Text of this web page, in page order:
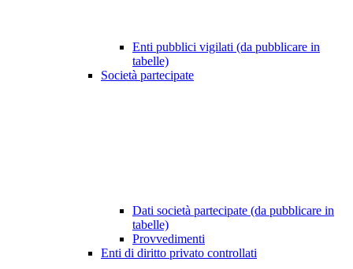
Enti pubblici vigilati (da pubblicare in
tabelle)
Società partecipate
Dati società partecipate (da pubblicare in
tabelle)
Provvedimenti
Enti di diritto privato controllati